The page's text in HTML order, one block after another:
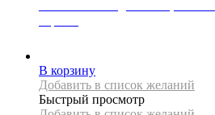
В корзину
Добавить в список желаний
Быстрый просмотр